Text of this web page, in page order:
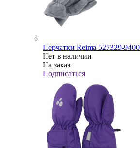
Перчатки Reima 527329-9400
Нет в наличии
На заказ
Подписаться